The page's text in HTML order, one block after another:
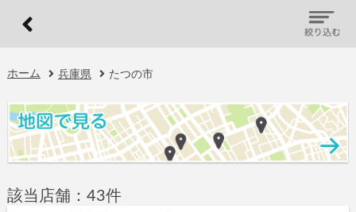
ホーム 兵庫県 たつの市
該当店舗：43件